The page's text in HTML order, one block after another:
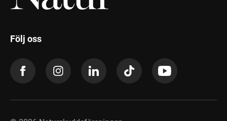
Följ oss